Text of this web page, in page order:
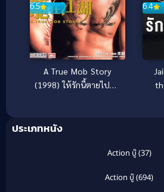
6.5
A True Mob Story
(1998) ให้รักนี้ตายไปกับ
6.4
ประเภทหนัง
Action บู๊(37)
Action บู๊(694)